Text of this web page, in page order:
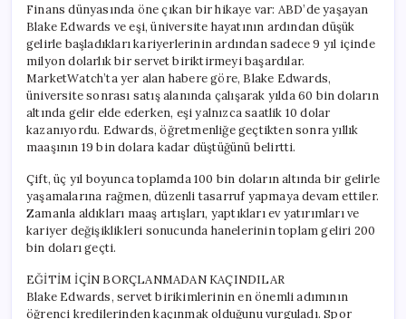
Yılda
Milyoner
Olmayı
için
Finans dünyasında öne çıkan bir hikaye var: ABD’de yaşayan
Blake Edwards ve eşi, üniversite hayatının ardından düşük
gelirle başladıkları kariyerlerinin ardından sadece 9 yıl içinde
milyon dolarlık bir servet biriktirmeyi başardılar.
MarketWatch’ta yer alan habere göre, Blake Edwards,
üniversite sonrası satış alanında çalışarak yılda 60 bin doların
altında gelir elde ederken, eşi yalnızca saatlik 10 dolar
kazanıyordu. Edwards, öğretmenliğe geçtikten sonra yıllık
maaşının 19 bin dolara kadar düştüğünü belirtti.
Çift, üç yıl boyunca toplamda 100 bin doların altında bir gelirle
yaşamalarına rağmen, düzenli tasarruf yapmaya devam ettiler.
Zamanla aldıkları maaş artışları, yaptıkları ev yatırımları ve
kariyer değişiklikleri sonucunda hanelerinin toplam geliri 200
bin doları geçti.
EĞİTİM İÇİN BORÇLANMADAN KAÇINDILAR
Blake Edwards, servet birikimlerinin en önemli adımının
öğrenci kredilerinden kaçınmak olduğunu vurguladı. Spor